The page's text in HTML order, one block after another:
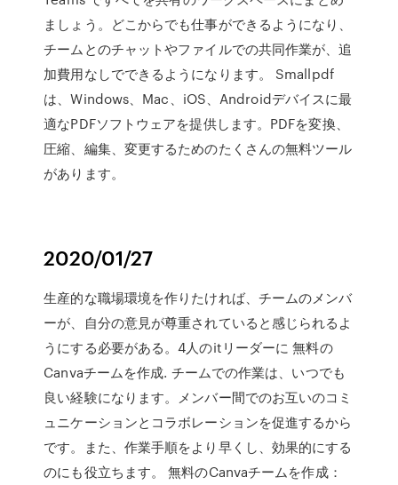
ましょう。どこからでも仕事ができるようになり、
チームとのチャットやファイルでの共同作業が、追
加費用なしでできるようになります。 Smallpdf
は、Windows、Mac、iOS、Androidデバイスに最
適なPDFソフトウェアを提供します。PDFを変換、
圧縮、編集、変更するためのたくさんの無料ツール
があります。
2020/01/27
生産的な職場環境を作りたければ、チームのメンバ
ーが、自分の意見が尊重されていると感じられるよ
うにする必要がある。4人のitリーダーに 無料の
Canvaチームを作成. チームでの作業は、いつでも
良い経験になります。メンバー間でのお互いのコミ
ュニケーションとコラボレーションを促進するから
です。また、作業手順をより早くし、効果的にする
のにも役立ちます。 無料のCanvaチームを作成：